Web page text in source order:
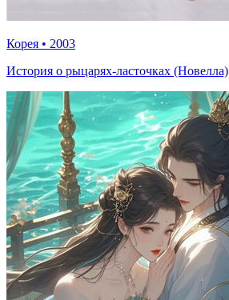
Корея • 2003
История о рыцарях-ласточках (Новелла)